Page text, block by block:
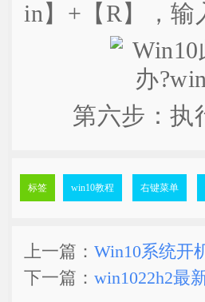
in】+【R】，输
第六步：执行
标签 win10教程 右键菜单
上一篇： Win10系统开
下一篇： win1022h2最